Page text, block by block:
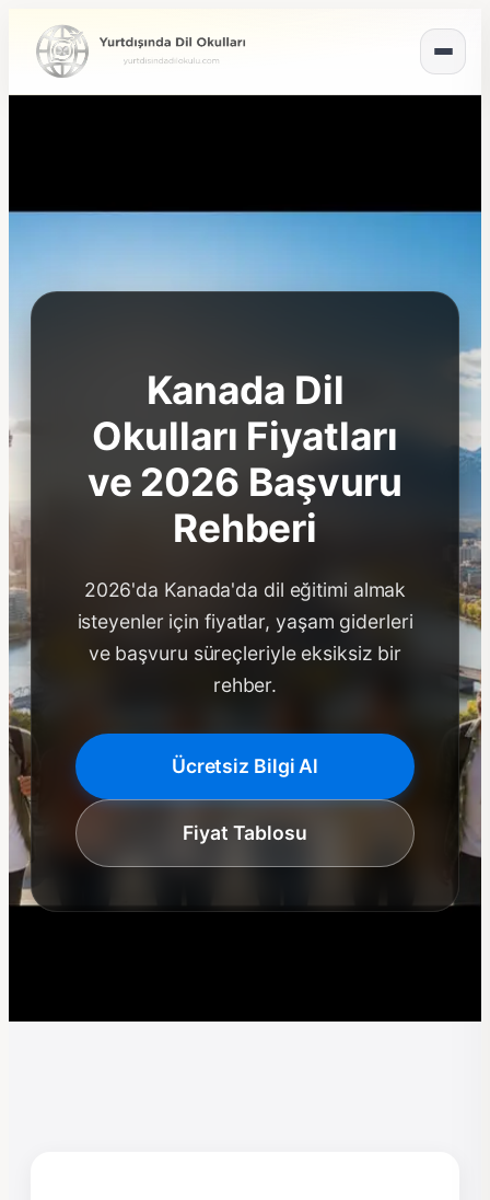
Kanada Dil
Okulları Fiyatları
ve 2026 Başvuru
Rehberi
2026'da Kanada'da dil eğitimi almak
isteyenler için fiyatlar, yaşam giderleri
ve başvuru süreçleriyle eksiksiz bir
rehber.
Ücretsiz Bilgi Al
Fiyat Tablosu